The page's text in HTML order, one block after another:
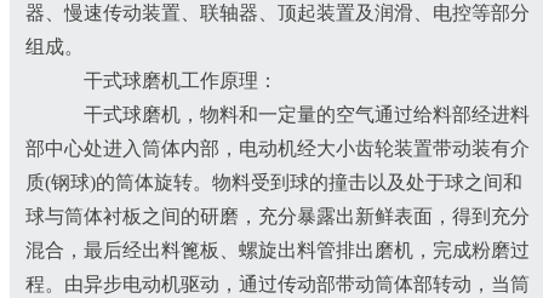
器、慢速传动装置、联轴器、顶起装置及润滑、电控等部分
组成。
干式球磨机工作原理：
干式球磨机，物料和一定量的空气通过给料部经进料
部中心处进入筒体内部，电动机经大小齿轮装置带动装有介
质(钢球)的筒体旋转。物料受到球的撞击以及处于球之间和
球与筒体衬板之间的研磨，充分暴露出新鲜表面，得到充分
混合，最后经出料篦板、螺旋出料管排出磨机，完成粉磨过
程。由异步电动机驱动，通过传动部带动筒体部转动，当筒